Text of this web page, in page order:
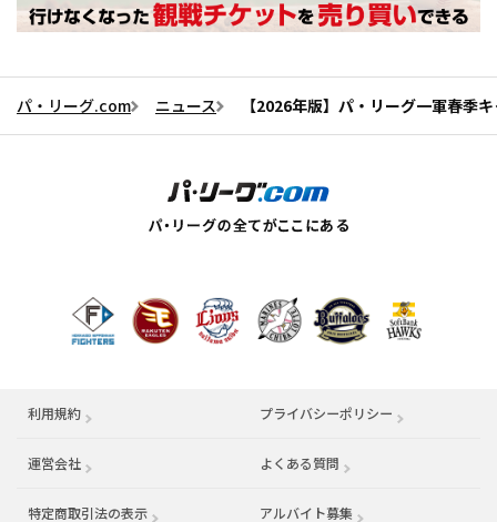
パ・リーグ.com ニュース 【2026年版】パ・リーグ一軍春季
利用規約 プライバシーポリシー
運営会社 （別ウィンドウで開く） よくある質問
特定商取引法の表示 アルバイト募集 （別ウィンドウで開く